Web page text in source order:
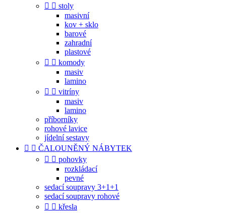
  stoly
masivní
kov + sklo
barové
zahradní
plastové
  komody
masiv
lamino
  vitríny
masiv
lamino
příborníky
rohové lavice
jídelní sestavy
  ČALOUNĚNÝ NÁBYTEK
  pohovky
rozkládací
pevné
sedací soupravy 3+1+1
sedací soupravy rohové
  křesla